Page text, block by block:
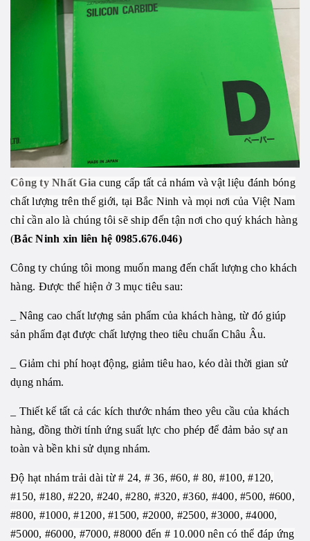
Công ty Nhất Gia cung cấp tất cả nhám và vật liệu đánh bóng
chất lượng trên thế giới, tại Bắc Ninh và mọi nơi của Việt Nam
chỉ cần alo là chúng tôi sẽ ship đến tận nơi cho quý khách hàng
(Bắc Ninh xin liên hệ 0985.676.046)
Công ty chúng tôi mong muốn mang đến chất lượng cho khách
hàng. Được thể hiện ở 3 mục tiêu sau:
_ Nâng cao chất lượng sản phẩm của khách hàng, từ đó giúp
sản phẩm đạt được chất lượng theo tiêu chuẩn Châu Âu.
_ Giảm chi phí hoạt động, giảm tiêu hao, kéo dài thời gian sử
dụng nhám.
_ Thiết kế tất cả các kích thước nhám theo yêu cầu của khách
hàng, đồng thời tính ứng suất lực cho phép để đảm bảo sự an
toàn và bền khi sử dụng nhám.
Độ hạt nhám trải dài từ # 24, # 36, #60, # 80, #100, #120,
#150, #180, #220, #240, #280, #320, #360, #400, #500, #600,
#800, #1000, #1200, #1500, #2000, #2500, #3000, #4000,
#5000, #6000, #7000, #8000 đến # 10.000 nên có thể đáp ứng